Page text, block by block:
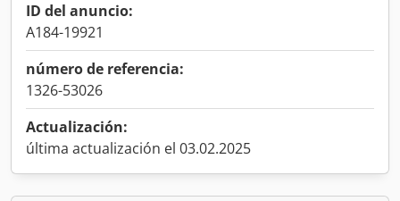
ID del anuncio:
A184-19921
número de referencia:
1326-53026
Actualización:
última actualización el 03.02.2025